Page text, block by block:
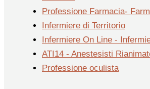
Professione Farmacia-
Infermiere di Territorio
Infermiere On Line -
ATI14 - Anestesisti
Professione oculista